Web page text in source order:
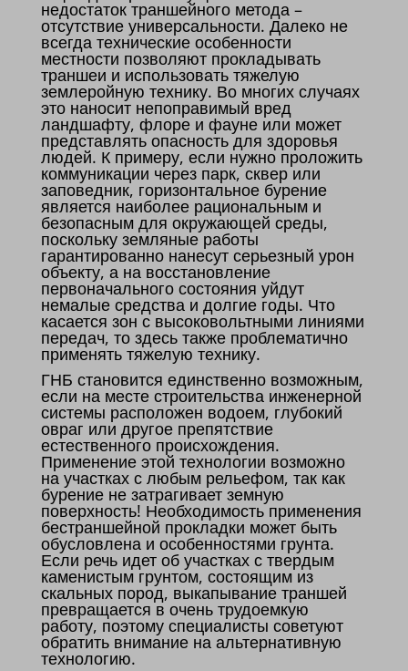
недостаток траншейного метода –
отсутствие универсальности. Далеко не
всегда технические особенности
местности позволяют прокладывать
траншеи и использовать тяжелую
землеройную технику. Во многих случаях
это наносит непоправимый вред
ландшафту, флоре и фауне или может
представлять опасность для здоровья
людей. К примеру, если нужно проложить
коммуникации через парк, сквер или
заповедник, горизонтальное бурение
является наиболее рациональным и
безопасным для окружающей среды,
поскольку земляные работы
гарантированно нанесут серьезный урон
объекту, а на восстановление
первоначального состояния уйдут
немалые средства и долгие годы. Что
касается зон с высоковольтными линиями
передач, то здесь также проблематично
применять тяжелую технику.
ГНБ становится единственно возможным,
если на месте строительства инженерной
системы расположен водоем, глубокий
овраг или другое препятствие
естественного происхождения.
Применение этой технологии возможно
на участках с любым рельефом, так как
бурение не затрагивает земную
поверхность! Необходимость применения
бестраншейной прокладки может быть
обусловлена и особенностями грунта.
Если речь идет об участках с твердым
каменистым грунтом, состоящим из
скальных пород, выкапывание траншей
превращается в очень трудоемкую
работу, поэтому специалисты советуют
обратить внимание на альтернативную
технологию.